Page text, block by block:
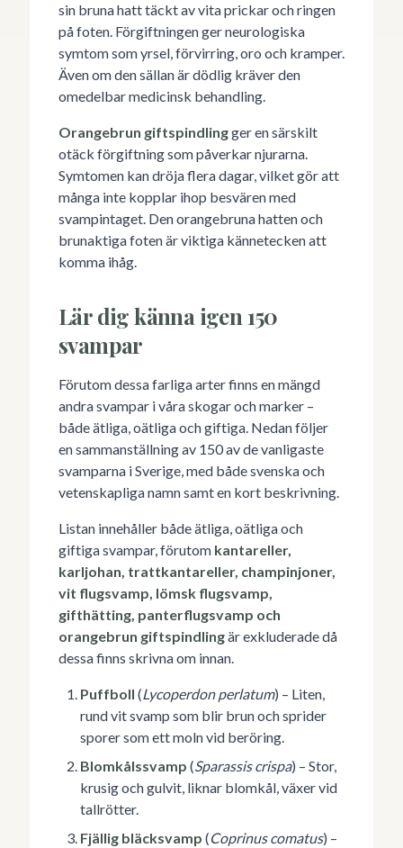
sin bruna hatt täckt av vita prickar och ringen
på foten. Förgiftningen ger neurologiska
symtom som yrsel, förvirring, oro och kramper.
Även om den sällan är dödlig kräver den
omedelbar medicinsk behandling.
Orangebrun giftspindlingger en särskilt
otäck förgiftning som påverkar njurarna.
Symtomen kan dröja flera dagar, vilket gör att
många inte kopplar ihop besvären med
svampintaget. Den orangebruna hatten och
brunaktiga foten är viktiga kännetecken att
komma ihåg.
Lär dig känna igen 150
svampar
Förutom dessa farliga arter finns en mängd
andra svampar i våra skogar och marker –
både ätliga, oätliga och giftiga. Nedan följer
en sammanställning av 150 av de vanligaste
svamparna i Sverige, med både svenska och
vetenskapliga namn samt en kort beskrivning.
Listan innehåller både ätliga, oätliga och
giftiga svampar, förutom kantareller,
karljohan, trattkantareller, champinjoner,
vit flugsvamp, lömsk flugsvamp,
gifthätting, panterflugsvamp och
orangebrun giftspindlingär exkluderade då
dessa finns skrivna om innan.
Puffboll (Lycoperdon perlatum) – Liten,
rund vit svamp som blir brun och sprider
sporer som ett moln vid beröring.
Blomkålssvamp (Sparassis crispa) – Stor,
krusig och gulvit, liknar blomkål, växer vid
tallrötter.
Fjällig bläcksvamp (Coprinus comatus) –